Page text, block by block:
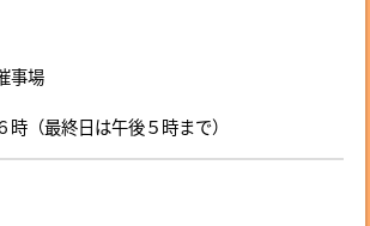
事場
（最終日は午後５時まで）